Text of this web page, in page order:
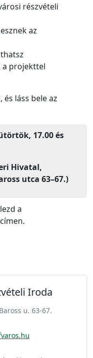
részvételi
az
a projekttel
és láss bele az
17.00 és
Hivatal,
utca 63–67.)
a
Iroda
u. 63-67.